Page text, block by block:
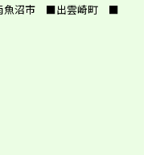
沼市 ■出雲崎町 ■